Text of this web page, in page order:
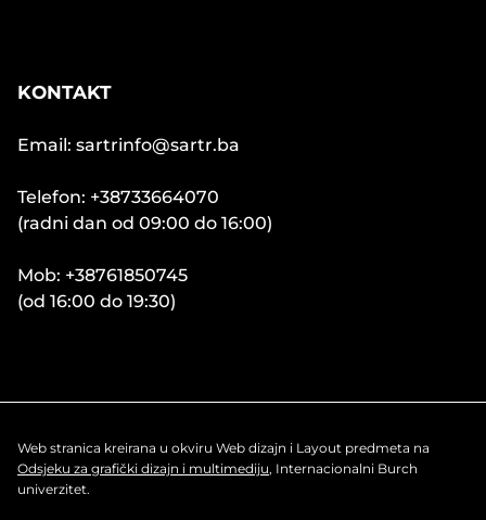
KONTAKT
Email: sartrinfo@sartr.ba
Telefon: +38733664070
(radni dan od 09:00 do 16:00)
Mob: +38761850745
(od 16:00 do 19:30)
Web stranica kreirana u okviru Web dizajn i Layout predmeta na
Odsjeku za grafički dizajn i multimediju, Internacionalni Burch
univerzitet.